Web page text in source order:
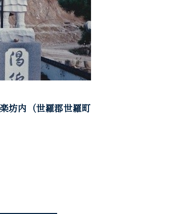
坊内（世羅郡世羅町